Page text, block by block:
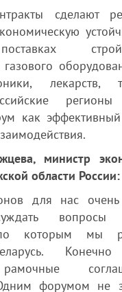
сделают
газового
лекарств,
регионы
как эффективный
министр
области России:
для нас
по которым мы
рамочные
форумом не